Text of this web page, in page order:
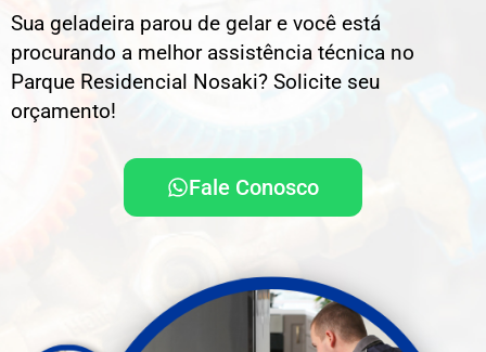
Sua geladeira parou de gelar e você está
procurando a melhor assistência técnica no
Parque Residencial Nosaki? Solicite seu
orçamento!
Fale Conosco